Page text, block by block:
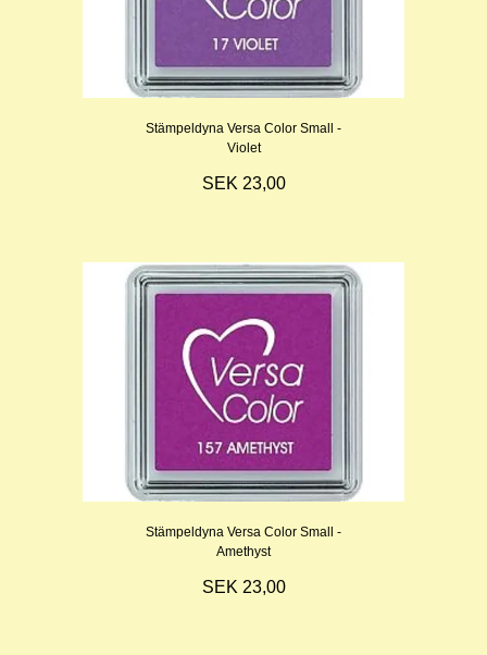
Stämpeldyna Versa Color Small -
Violet
SEK 23,00
Stämpeldyna Versa Color Small -
Amethyst
SEK 23,00